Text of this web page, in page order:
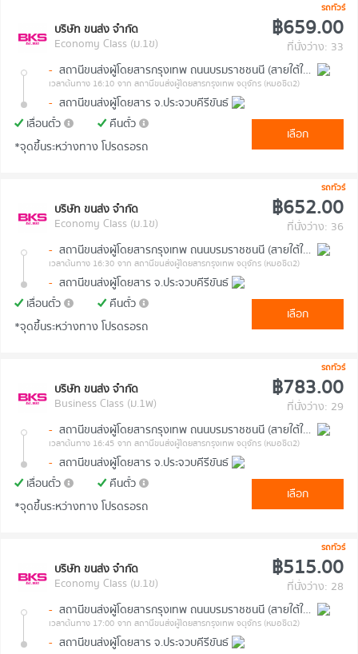
รถทัวร์
บริษัท ขนส่ง จำกัด
Economy Class (ม.1ข)
฿659.00
ที่นั่งว่าง: 33
-
สถานีขนส่งผู้โดยสารกรุงเทพ ถนนบรมราชชนนี (สายใต้ใหม่)
เวลาต้นทาง 16:10 จาก สถานีขนส่งผู้โดยสารกรุงเทพ จตุจักร (หมอชิต2)
- สถานีขนส่งผู้โดยสาร จ.ประจวบคีรีขันธ์
เลื่อนตั๋ว
คืนตั๋ว
*จุดขึ้นระหว่างทาง โปรดรอรถ
เลือก
รถทัวร์
บริษัท ขนส่ง จำกัด
Economy Class (ม.1ข)
฿652.00
ที่นั่งว่าง: 36
-
สถานีขนส่งผู้โดยสารกรุงเทพ ถนนบรมราชชนนี (สายใต้ใหม่)
เวลาต้นทาง 16:30 จาก สถานีขนส่งผู้โดยสารกรุงเทพ จตุจักร (หมอชิต2)
- สถานีขนส่งผู้โดยสาร จ.ประจวบคีรีขันธ์
เลื่อนตั๋ว
คืนตั๋ว
*จุดขึ้นระหว่างทาง โปรดรอรถ
เลือก
รถทัวร์
บริษัท ขนส่ง จำกัด
Business Class (ม.1พ)
฿783.00
ที่นั่งว่าง: 29
-
สถานีขนส่งผู้โดยสารกรุงเทพ ถนนบรมราชชนนี (สายใต้ใหม่)
เวลาต้นทาง 16:45 จาก สถานีขนส่งผู้โดยสารกรุงเทพ จตุจักร (หมอชิต2)
- สถานีขนส่งผู้โดยสาร จ.ประจวบคีรีขันธ์
เลื่อนตั๋ว
คืนตั๋ว
*จุดขึ้นระหว่างทาง โปรดรอรถ
เลือก
รถทัวร์
บริษัท ขนส่ง จำกัด
Economy Class (ม.1ข)
฿515.00
ที่นั่งว่าง: 28
-
สถานีขนส่งผู้โดยสารกรุงเทพ ถนนบรมราชชนนี (สายใต้ใหม่)
เวลาต้นทาง 17:00 จาก สถานีขนส่งผู้โดยสารกรุงเทพ จตุจักร (หมอชิต2)
- สถานีขนส่งผู้โดยสาร จ.ประจวบคีรีขันธ์